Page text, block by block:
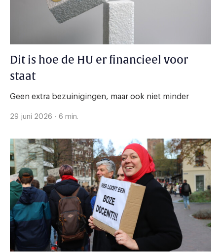
Dit is hoe de HU er financieel voor
staat
Geen extra bezuinigingen, maar ook niet minder
29 juni 2026 - 6 min.